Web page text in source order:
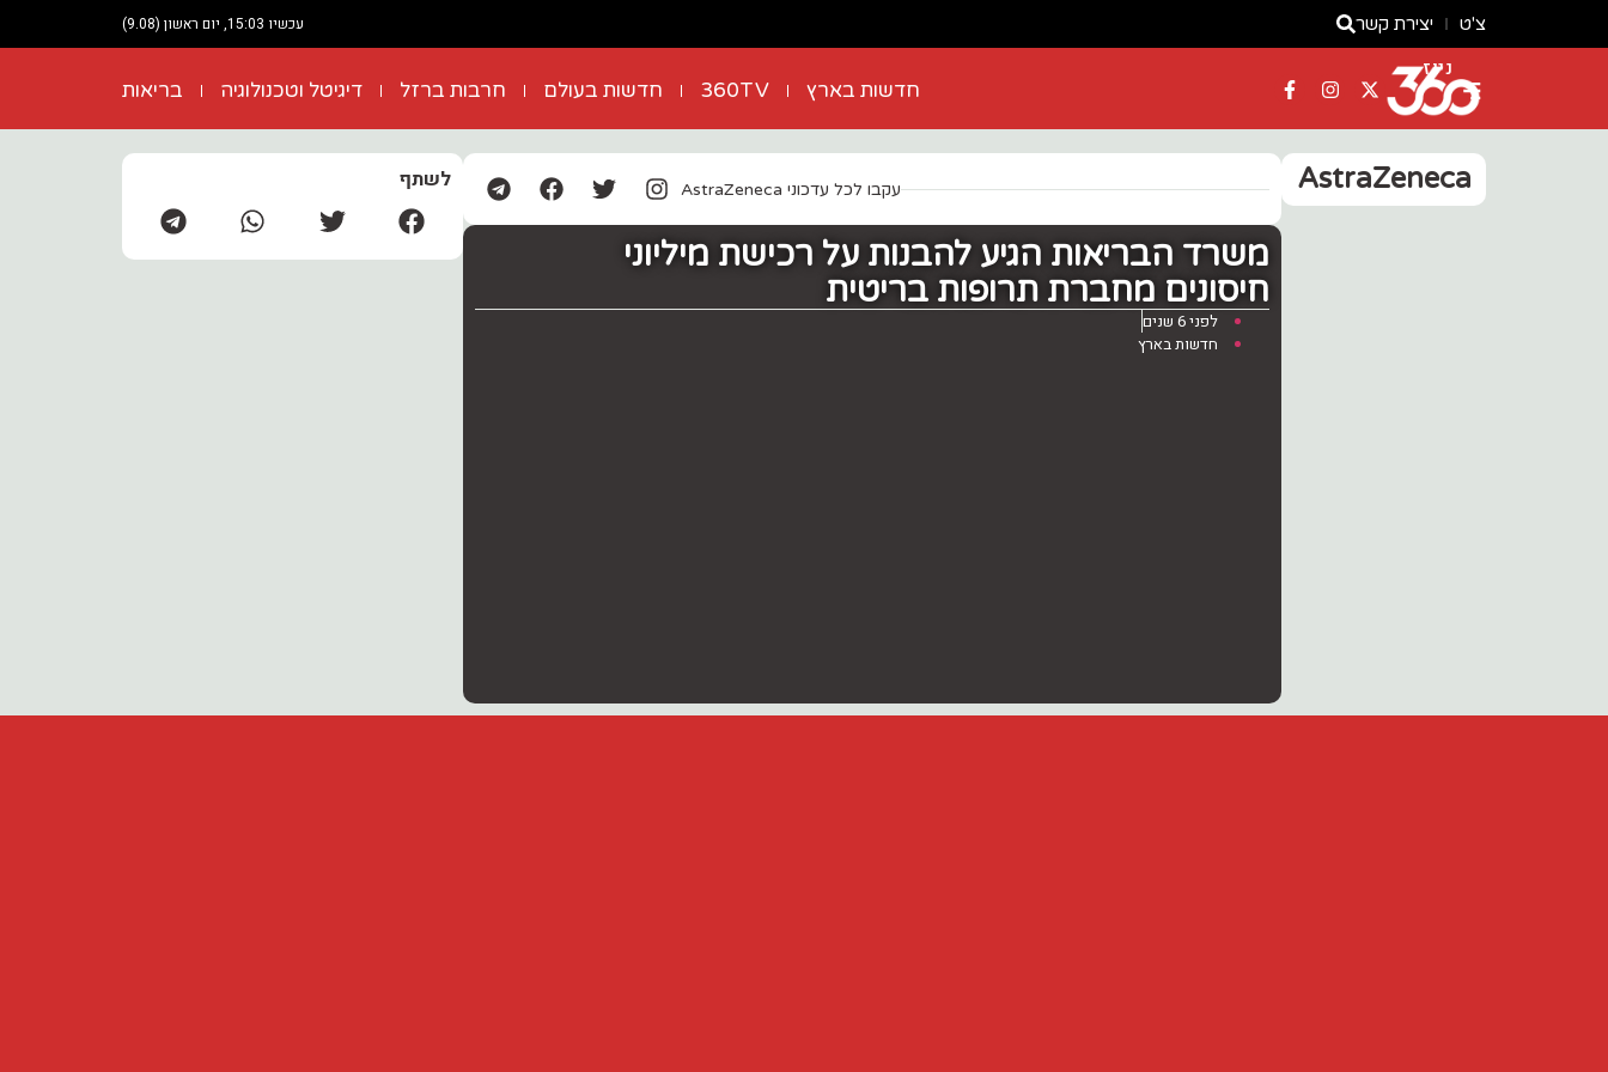
צ'ט יצירת קשר עכשיו 15:03, יום ראשון (9.08)
ניוז
חדשות בארץ 360TV חדשות בעולם חרבות ברזל דיגיטל וטכנולוגיה בריאות
AstraZeneca עקבו לכל עדכוני AstraZeneca
‏משרד הבריאות הגיע להבנות על רכישת מיליוני
חיסונים מחברת תרופות בריטית
לפני 6 שנים
חדשות בארץ
לשתף